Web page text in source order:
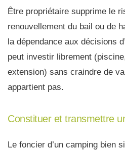
Être propriétaire supprime le
renouvellement du bail ou de
la dépendance aux décisions
peut investir librement
extension) sans craindre de
appartient pas.
Constituer et transmettre
Le foncier d’un camping bien